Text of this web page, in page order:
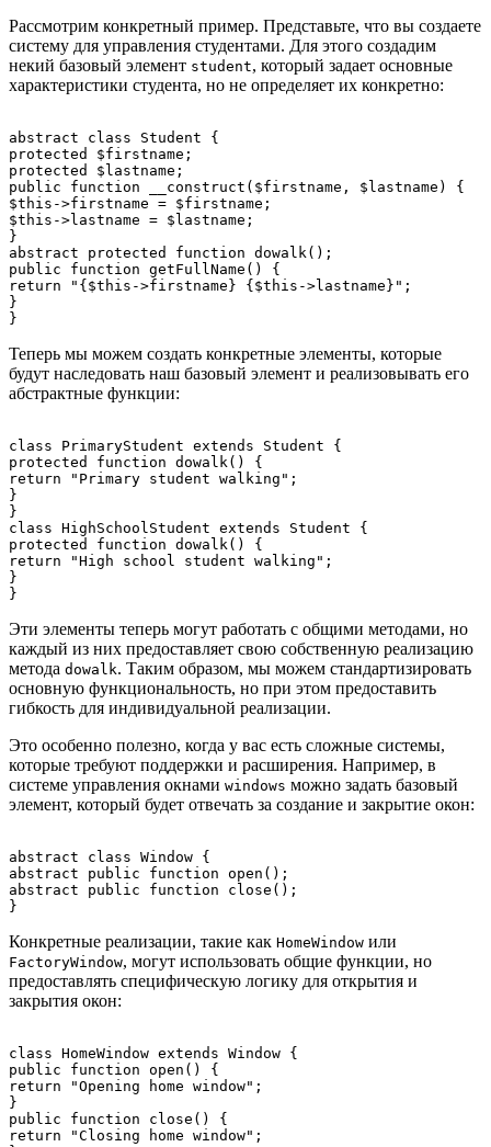
Рассмотрим конкретный пример. Представьте, что вы создаете
систему для управления студентами. Для этого создадим
некий базовый элемент student, который задает основные
характеристики студента, но не определяет их конкретно:
abstract class Student {
protected $firstname;
protected $lastname;
public function __construct($firstname, $lastname) {
$this->firstname = $firstname;
$this->lastname = $lastname;
}
abstract protected function dowalk();
public function getFullName() {
return "{$this->firstname} {$this->lastname}";
}
Теперь мы можем создать конкретные элементы, которые
будут наследовать наш базовый элемент и реализовывать его
абстрактные функции:
class PrimaryStudent extends Student {
protected function dowalk() {
return "Primary student walking";
}
}
class HighSchoolStudent extends Student {
protected function dowalk() {
return "High school student walking";
}
Эти элементы теперь могут работать с общими методами, но
каждый из них предоставляет свою собственную реализацию
метода dowalk. Таким образом, мы можем стандартизировать
основную функциональность, но при этом предоставить
гибкость для индивидуальной реализации.
Это особенно полезно, когда у вас есть сложные системы,
которые требуют поддержки и расширения. Например, в
системе управления окнами windows можно задать базовый
элемент, который будет отвечать за создание и закрытие окон:
abstract class Window {
abstract public function open();
abstract public function close();
Конкретные реализации, такие как HomeWindow или
FactoryWindow, могут использовать общие функции, но
предоставлять специфическую логику для открытия и
закрытия окон:
class HomeWindow extends Window {
public function open() {
return "Opening home window";
}
public function close() {
return "Closing home window";